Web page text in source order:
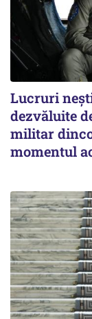
Lucruri
dezvăluite
militar
momentul